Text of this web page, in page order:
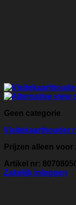
Geen categorie
Visitekaarthouder
Prijzen alleen
Artikel nr:
Zakelijk inloggen